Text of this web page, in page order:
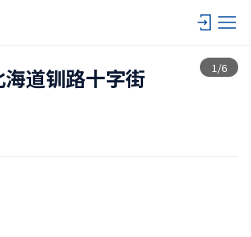
1 /6
查看一览
道钏路十字街